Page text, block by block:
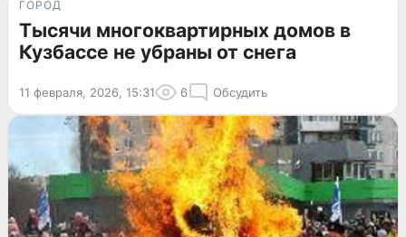
ГОРОД
Тысячи многоквартирных домов в
Кузбассе не убраны от снега
11 февраля, 2026, 15:31 6 Обсудить